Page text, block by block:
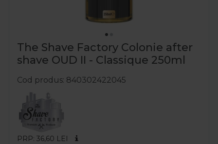
The Shave Factory Colonie after
shave OUD II - Classique 250ml
Cod produs 840302422045
PRP: 36,60 LEI